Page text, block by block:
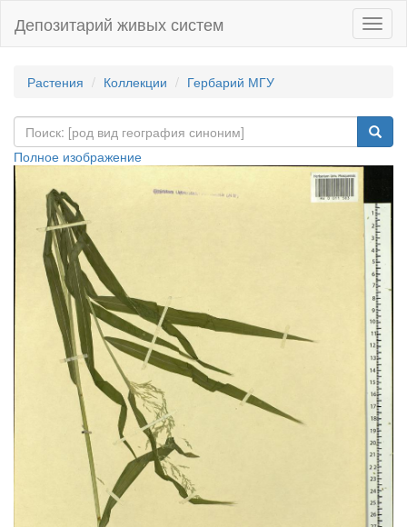
Депозитарий живых систем
Растения Коллекции Гербарий МГУ
Полное изображение